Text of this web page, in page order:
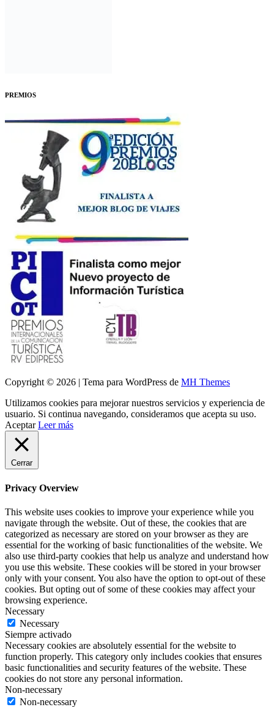
PREMIOS
Copyright © 2026 | Tema para WordPress de MH Themes
Utilizamos cookies para mejorar nuestros servicios y experiencia de
usuario. Si continua navegando, consideramos que acepta su uso.
Aceptar Leer más
Cerrar
Privacy Overview
This website uses cookies to improve your experience while you
navigate through the website. Out of these, the cookies that are
categorized as necessary are stored on your browser as they are
essential for the working of basic functionalities of the website. We
also use third-party cookies that help us analyze and understand how
you use this website. These cookies will be stored in your browser
only with your consent. You also have the option to opt-out of these
cookies. But opting out of some of these cookies may affect your
browsing experience.
Necessary
Necessary
Siempre activado
Necessary cookies are absolutely essential for the website to
function properly. This category only includes cookies that ensures
basic functionalities and security features of the website. These
cookies do not store any personal information.
Non-necessary
Non-necessary